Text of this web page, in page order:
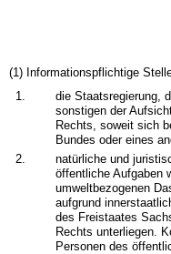
(1) Informationspflichtige
1.
die Staatsregierung,
sonstigen der
Rechts, soweit sich
Bundes oder eines
2.
natürliche und
öffentliche Aufgaben
umweltbezogenen
aufgrund
des Freistaates
Rechts unterliegen.
Personen des